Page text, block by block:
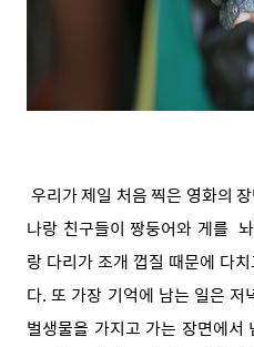
우리가 제일 처음 찍은 영화의
나랑 친구들이 짱둥어와 게를
랑 다리가 조개 껍질 때문에 다
다. 또 가장 기억에 남는 일은
벌생물을 가지고 가는 장면에서